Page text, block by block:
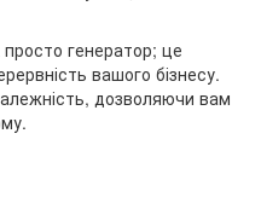
генератор; це
вашого бізнесу.
дозволяючи вам